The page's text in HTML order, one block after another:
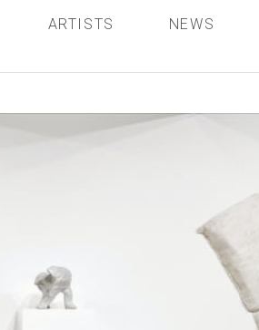
ARTISTS NEWS